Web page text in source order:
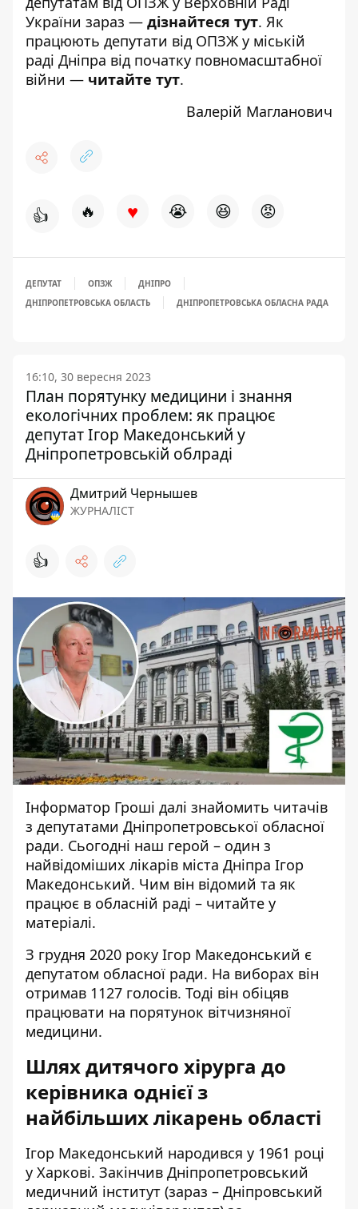
України зараз — дізнайтеся тут. Як
працюють депутати від ОПЗЖ у міській
раді Дніпра від початку повномасштабної
війни — читайте тут.
Валерій Магланович
👍 🔥 ♥ 😭 😆 😡
ДЕПУТАТ ОПЗЖ
ДНІПРО
ДНІПРОПЕТРОВСЬКА ОБЛАСТЬ
ДНІПРОПЕТРОВСЬКА ОБЛАСНА РАДА
16:10, 30 вересня 2023
План порятунку медицини і знання
екологічних проблем: як працює
депутат Ігор Македонський у
Дніпропетровській облраді
Дмитрий Чернышев
ЖУРНАЛІСТ
👍
Інформатор Гроші далі знайомить читачів
з депутатами Дніпропетровської обласної
ради. Сьогодні наш герой – один з
найвідоміших лікарів міста Дніпра Ігор
Македонський. Чим він відомий та як
працює в обласній раді – читайте у
матеріалі.
З грудня 2020 року Ігор Македонський є
депутатом обласної ради. На виборах він
отримав 1127 голосів. Тоді він обіцяв
працювати на порятунок вітчизняної
медицини.
Шлях дитячого хірурга до
керівника однієї з
найбільших лікарень області
Ігор Македонський народився у 1961 році
у Харкові. Закінчив Дніпропетровський
медичний інститут (зараз – Дніпровський